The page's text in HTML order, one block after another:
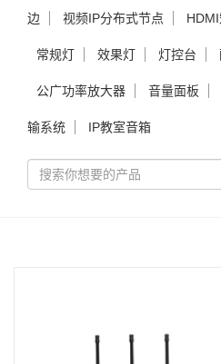
边 视频IP分布式节点
常规灯 效果灯 灯控台
公广功率放大器 音量面板
输系统 IP教室音箱